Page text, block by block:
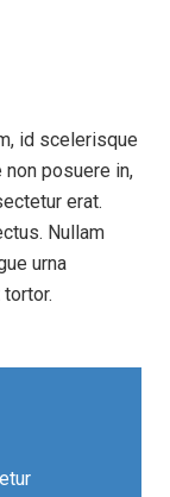
id scelerisque
posuere in,
erat.
Nullam
urna